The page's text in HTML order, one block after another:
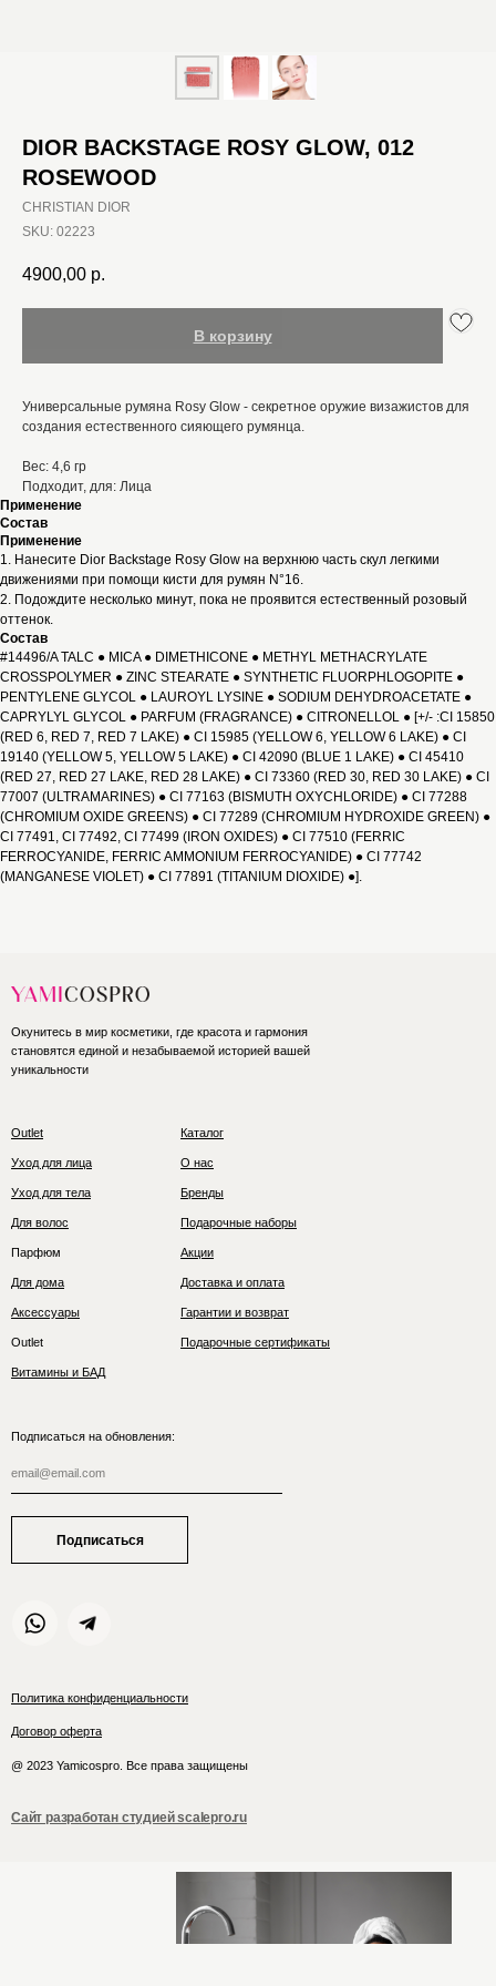
DIOR BACKSTAGE ROSY GLOW, 012
ROSEWOOD
CHRISTIAN DIOR
SKU: 02223
4900,00 р.
В корзину
Универсальные румяна Rosy Glow - секретное оружие визажистов для
создания естественного сияющего румянца.
Вес: 4,6 гр
Подходит, для: Лица
Применение
Состав
Применение
1. Нанесите Dior Backstage Rosy Glow на верхнюю часть скул легкими
движениями при помощи кисти для румян N°16.
2. Подождите несколько минут, пока не проявится естественный розовый
оттенок.
Состав
#14496/A TALC ● MICA ● DIMETHICONE ● METHYL METHACRYLATE
CROSSPOLYMER ● ZINC STEARATE ● SYNTHETIC FLUORPHLOGOPITE ●
PENTYLENE GLYCOL ● LAUROYL LYSINE ● SODIUM DEHYDROACETATE ●
CAPRYLYL GLYCOL ● PARFUM (FRAGRANCE) ● CITRONELLOL ● [+/- :CI 15850
(RED 6, RED 7, RED 7 LAKE) ● CI 15985 (YELLOW 6, YELLOW 6 LAKE) ● CI
19140 (YELLOW 5, YELLOW 5 LAKE) ● CI 42090 (BLUE 1 LAKE) ● CI 45410
(RED 27, RED 27 LAKE, RED 28 LAKE) ● CI 73360 (RED 30, RED 30 LAKE) ● CI
77007 (ULTRAMARINES) ● CI 77163 (BISMUTH OXYCHLORIDE) ● CI 77288
(CHROMIUM OXIDE GREENS) ● CI 77289 (CHROMIUM HYDROXIDE GREEN) ●
CI 77491, CI 77492, CI 77499 (IRON OXIDES) ● CI 77510 (FERRIC
FERROCYANIDE, FERRIC AMMONIUM FERROCYANIDE) ● CI 77742
(MANGANESE VIOLET) ● CI 77891 (TITANIUM DIOXIDE) ●].
Outlet
Окунитесь в мир косметики, где красота и гармония
становятся единой и незабываемой историей вашей
уникальности
Политика конфиденциальности
Договор оферта
@ 2023 Yamicospro. Все права защищены
Уход для лица
Уход для тела
Для волос
Парфюм
Для дома
Аксессуары
Сайт разработан студией scalepro.ru
Outlet
Витамины и БАД
Каталог
О нас
Бренды
Подарочные наборы
Акции
Доставка и оплата
Гарантии и возврат
Подарочные сертификаты
Подписаться на обновления:
Подписаться